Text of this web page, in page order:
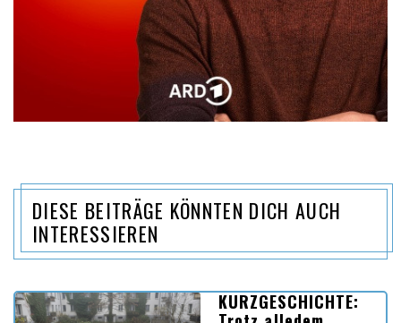
DIESE BEITRÄGE KÖNNTEN DICH AUCH
INTERESSIEREN
KURZGESCHICHTE: